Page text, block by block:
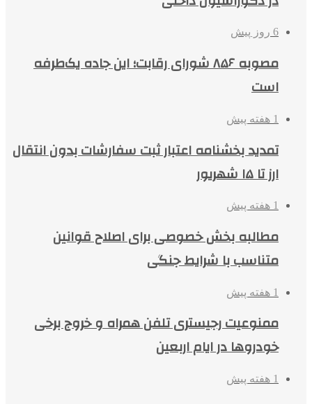
6 روز پیش
مصوبه ۸۵۶ شورای رقابت؛ این جاده یک‌طرفه
است
1 هفته پیش
تمدید بخشنامه اعتبار ثبت سفارشات بدون انتقال
ارز تا ۱۵ شهریور
1 هفته پیش
مطالبه بخش خصوصی برای اصلاح قوانین
متناسب با شرایط جنگی
1 هفته پیش
ممنوعیت رجیستری تلفن همراه و خروج برخی
خودروها در ایام اربعین
1 هفته پیش